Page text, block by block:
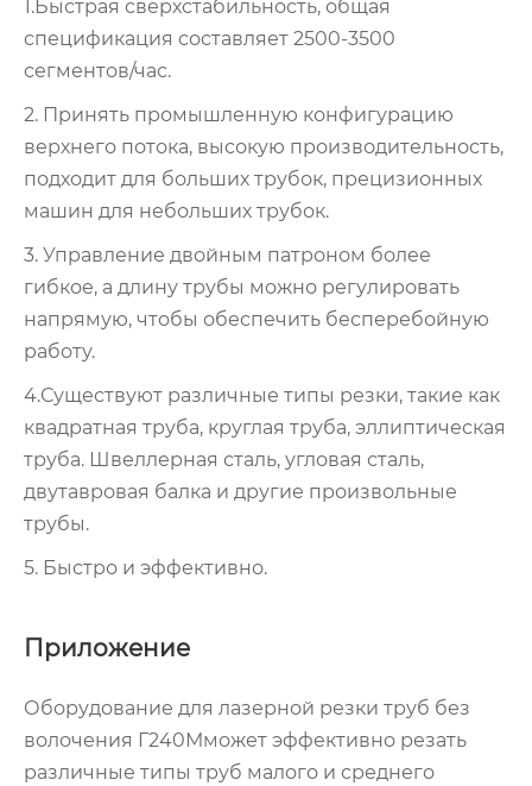
1.Быстрая сверхстабильность, общая
спецификация составляет 2500-3500
сегментов/час.
2. Принять промышленную конфигурацию
верхнего потока, высокую производительность,
подходит для больших трубок, прецизионных
машин для небольших трубок.
3. Управление двойным патроном более
гибкое, а длину трубы можно регулировать
напрямую, чтобы обеспечить бесперебойную
работу.
4.Существуют различные типы резки, такие как
квадратная труба, круглая труба, эллиптическая
труба. Швеллерная сталь, угловая сталь,
двутавровая балка и другие произвольные
трубы.
5. Быстро и эффективно.
Приложение
Оборудование для лазерной резки труб без
волочения Г240Мможет эффективно резать
различные типы труб малого и среднего